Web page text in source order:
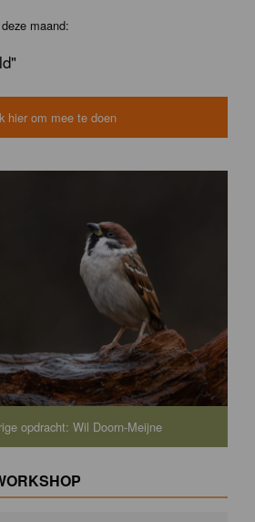
maand:
hier om mee te doen
opdracht: Wil Doorn-Meijne